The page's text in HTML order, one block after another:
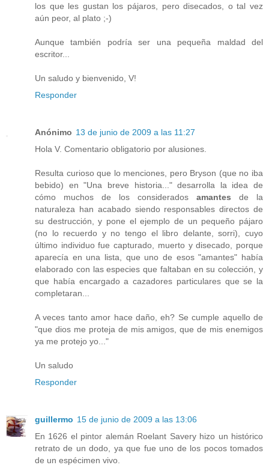
los que les gustan los pájaros, pero disecados, o tal vez
aún peor, al plato ;-)
Aunque también podría ser una pequeña maldad del
escritor...
Un saludo y bienvenido, V!
Responder
Anónimo 13 de junio de 2009 a las 11:27
Hola V. Comentario obligatorio por alusiones.
Resulta curioso que lo menciones, pero Bryson (que no iba
bebido) en "Una breve historia..." desarrolla la idea de
cómo muchos de los considerados amantes de la
naturaleza han acabado siendo responsables directos de
su destrucción, y pone el ejemplo de un pequeño pájaro
(no lo recuerdo y no tengo el libro delante, sorri), cuyo
último individuo fue capturado, muerto y disecado, porque
aparecía en una lista, que uno de esos "amantes" había
elaborado con las especies que faltaban en su colección, y
que había encargado a cazadores particulares que se la
completaran...
A veces tanto amor hace daño, eh? Se cumple aquello de
"que dios me proteja de mis amigos, que de mis enemigos
ya me protejo yo..."
Un saludo
Responder
guillermo 15 de junio de 2009 a las 13:06
En 1626 el pintor alemán Roelant Savery hizo un histórico
retrato de un dodo, ya que fue uno de los pocos tomados
de un espécimen vivo.